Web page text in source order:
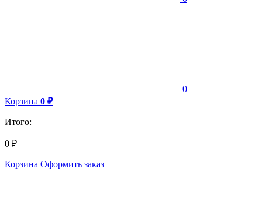
0
Корзина 0 ₽
Итого:
0 ₽
Корзина Оформить заказ